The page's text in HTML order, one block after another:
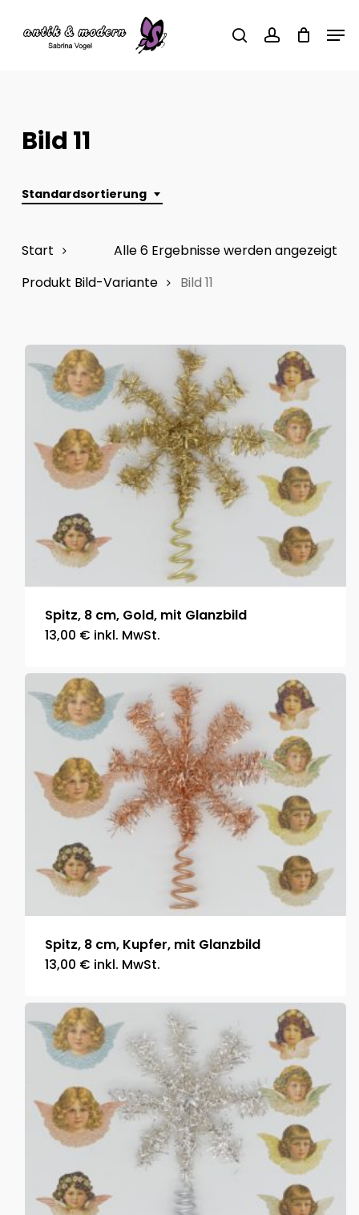
searchaccount
Bild 11
Standardsortierung
Alle 6 Ergebnisse werden angezeigt
Start
Produkt Bild-Variante
Bild 11
Spitz, 8 cm, Gold, mit Glanzbild
13,00 € inkl. MwSt.
Spitz, 8 cm, Kupfer, mit Glanzbild
13,00 € inkl. MwSt.